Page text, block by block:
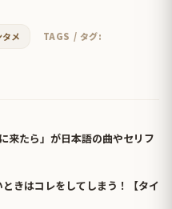
メ
TAGS / タグ:
来たら」が日本語の曲やセリフ
きはコレをしてしまう！【タイ